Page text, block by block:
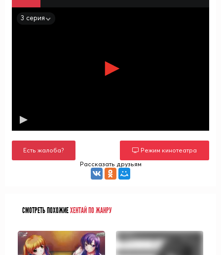
3 серия
Есть жалоба?
Режим кинотеатра
Рассказать друзьям
СМОТРЕТЬ ПОХОЖИЕХЕНТАЙ ПО ЖАНРУ